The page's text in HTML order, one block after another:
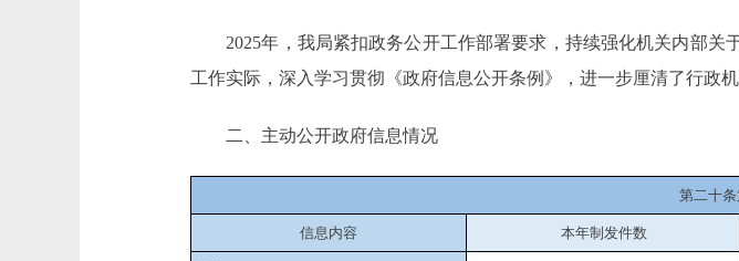
2025年，我局紧扣政务公开工作部署要求，持续强化机关内部关
工作实际，深入学习贯彻《政府信息公开条例》，进一步厘清了行政
二、主动公开政府信息情况
第二十
信息内容 本年制发件数